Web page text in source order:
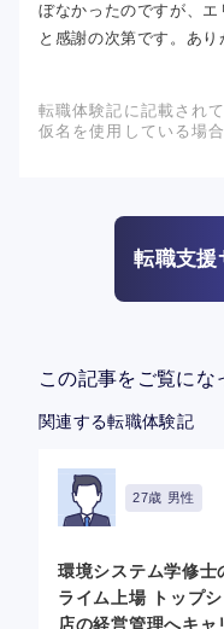
ぼなかったのですが、
と感謝の次第です。あり
転職体験記に記載され
仮名を使用している場
転職支援
この記事をご覧にな
関連する転職体験記
27歳 男性
環境システム学修
ライム上場 トップ
店の経営管理へキャ